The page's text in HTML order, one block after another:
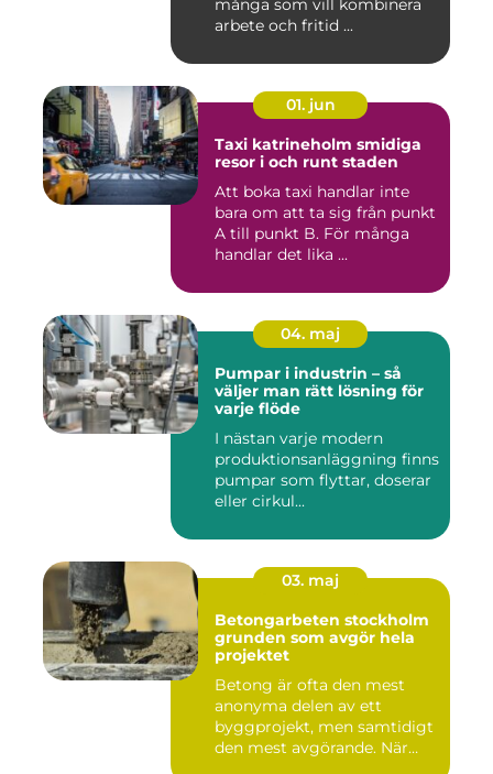
många som vill kombinera
arbete och fritid ...
01. jun
Taxi katrineholm smidiga
resor i och runt staden
Att boka taxi handlar inte
bara om att ta sig från punkt
A till punkt B. För många
handlar det lika ...
04. maj
Pumpar i industrin – så
väljer man rätt lösning för
varje flöde
I nästan varje modern
produktionsanläggning finns
pumpar som flyttar, doserar
eller cirkul...
03. maj
Betongarbeten stockholm
grunden som avgör hela
projektet
Betong är ofta den mest
anonyma delen av ett
byggprojekt, men samtidigt
den mest avgörande. När